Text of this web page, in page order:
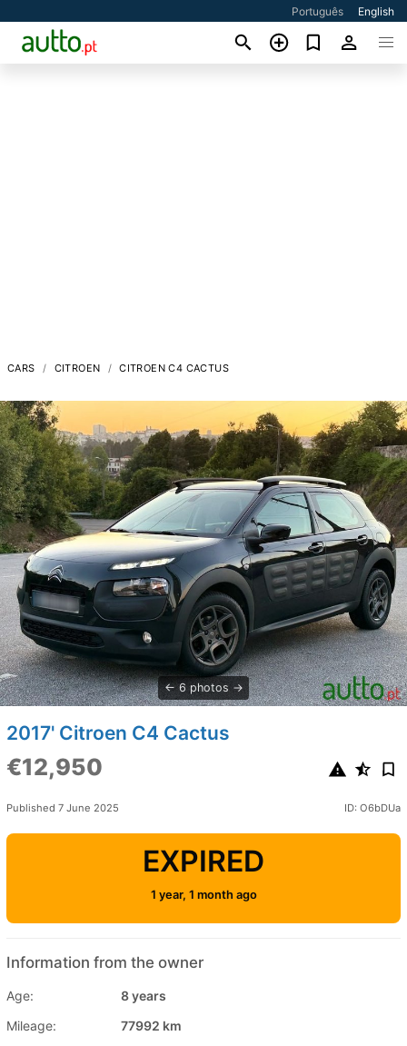
Português English
CARS CITROEN CITROEN C4 CACTUS
6 photos
2017' Citroen C4 Cactus
€12,950
Published 7 June 2025 ID: O6bDUa
EXPIRED
1 year, 1 month ago
Information from the owner
Age:
8 years
Mileage:
77992 km